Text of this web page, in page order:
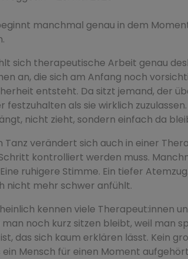
manchmal genau in dem
sich therapeutische Arbeit genau
an, die sich am Anfang noch
entsteht. Da sitzt jemand, der
festzuhalten als sie wirklich
nicht zieht, sondern einfach da
Tanz verändert sich auch in einer
kontrolliert werden muss.
ruhigere Stimme. Ein tiefer
nicht mehr schwer anfühlt.
kennen viele Therapeut:innen
noch kurz sitzen bleibt, weil man
das sich kaum erklären lässt. Kein
ein Mensch für einen Moment